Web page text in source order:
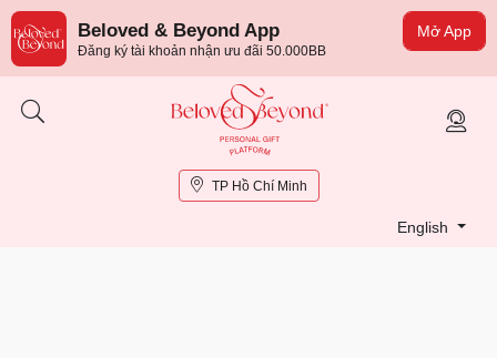
Mở App
Beloved & Beyond App
Đăng ký tài khoản nhận ưu đãi 50.000BB
TP Hồ Chí Minh
English